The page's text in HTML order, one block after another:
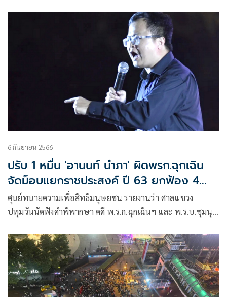
6 กันยายน 2566
ปรับ 1 หมื่น 'อานนท์ นำภา' ผิดพรก.ฉุกเฉิน
จัดม็อบแยกราชประสงค์ ปี 63 ยกฟ้อง 4
ราย
ศุนย์ทนายความเพื่อสิทธิมนุษยชน รายงานว่า ศาลแขวง
ปทุมวันนัดฟังคำพิพากษา คดี พ.ร.ก.ฉุกเฉินฯ และ พ.ร.บ.ชุมนุ
ชุมนุม